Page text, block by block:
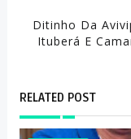
Ditinho Da
Ituberá E
RELATED POST